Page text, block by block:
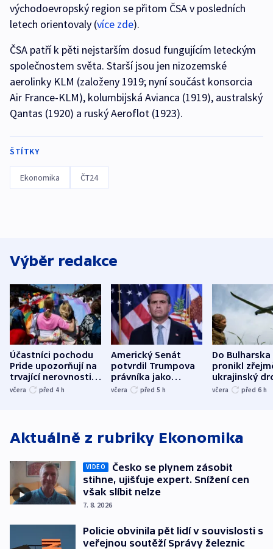
východoevropský region se přitom ČSA v posledních
letech orientovaly (více zde).
ČSA patří k pěti nejstarším dosud fungujícím leteckým
společnostem světa. Starší jsou jen nizozemské
aerolinky KLM (založeny 1919; nyní součást konsorcia
Air France-KLM), kolumbijská Avianca (1919), australský
Qantas (1920) a ruský Aeroflot (1923).
ŠTÍTKY
Ekonomika ČT24
Výběr redakce
Účastníci pochodu
Pride upozorňují na
trvající nerovnosti i
společenskou
včera před 4 h
Americký Senát
potvrdil Trumpova
právníka jako
ministra
včera před 5 h
Do Bulharska
pronikl
ukrajinský
explodoval
včera před 6 h
Aktuálně z rubriky Ekonomika
VIDEO
Česko se plynem zásobit
stihne, ujišťuje expert. Snížení cen
však slíbit nelze
7. 8. 2026
Policie obvinila pět lidí v souvislosti s
veřejnou soutěží Správy železnic